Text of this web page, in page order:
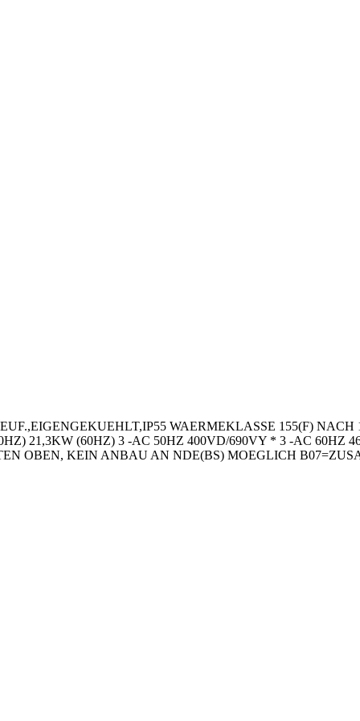
WAERMEKLASSE 155(F)
21,3KW (60HZ) 3 -AC 50HZ 400VD/690VY * 3 -AC 60HZ
OBEN, KEIN ANBAU AN NDE(BS) MOEGLICH